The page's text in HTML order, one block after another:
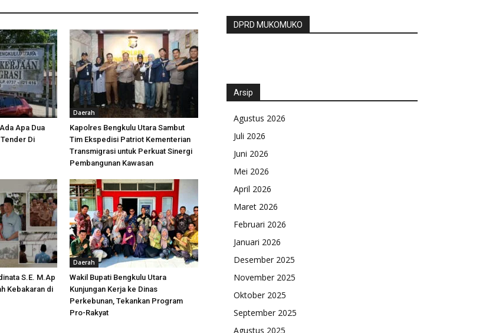
Apa Dua
Di
Daerah
Kapolres Bengkulu Utara Sambut
Tim Ekspedisi Patriot Kementerian
Transmigrasi untuk Perkuat Sinergi
Pembangunan Kawasan
S.E. M.Ap
Kebakaran di
Daerah
Wakil Bupati Bengkulu Utara
Kunjungan Kerja ke Dinas
Perkebunan, Tekankan Program
Pro-Rakyat
DPRD MUKOMUKO
Arsip
Agustus 2026
Juli 2026
Juni 2026
Mei 2026
April 2026
Maret 2026
Februari 2026
Januari 2026
Desember 2025
November 2025
Oktober 2025
September 2025
Agustus 2025